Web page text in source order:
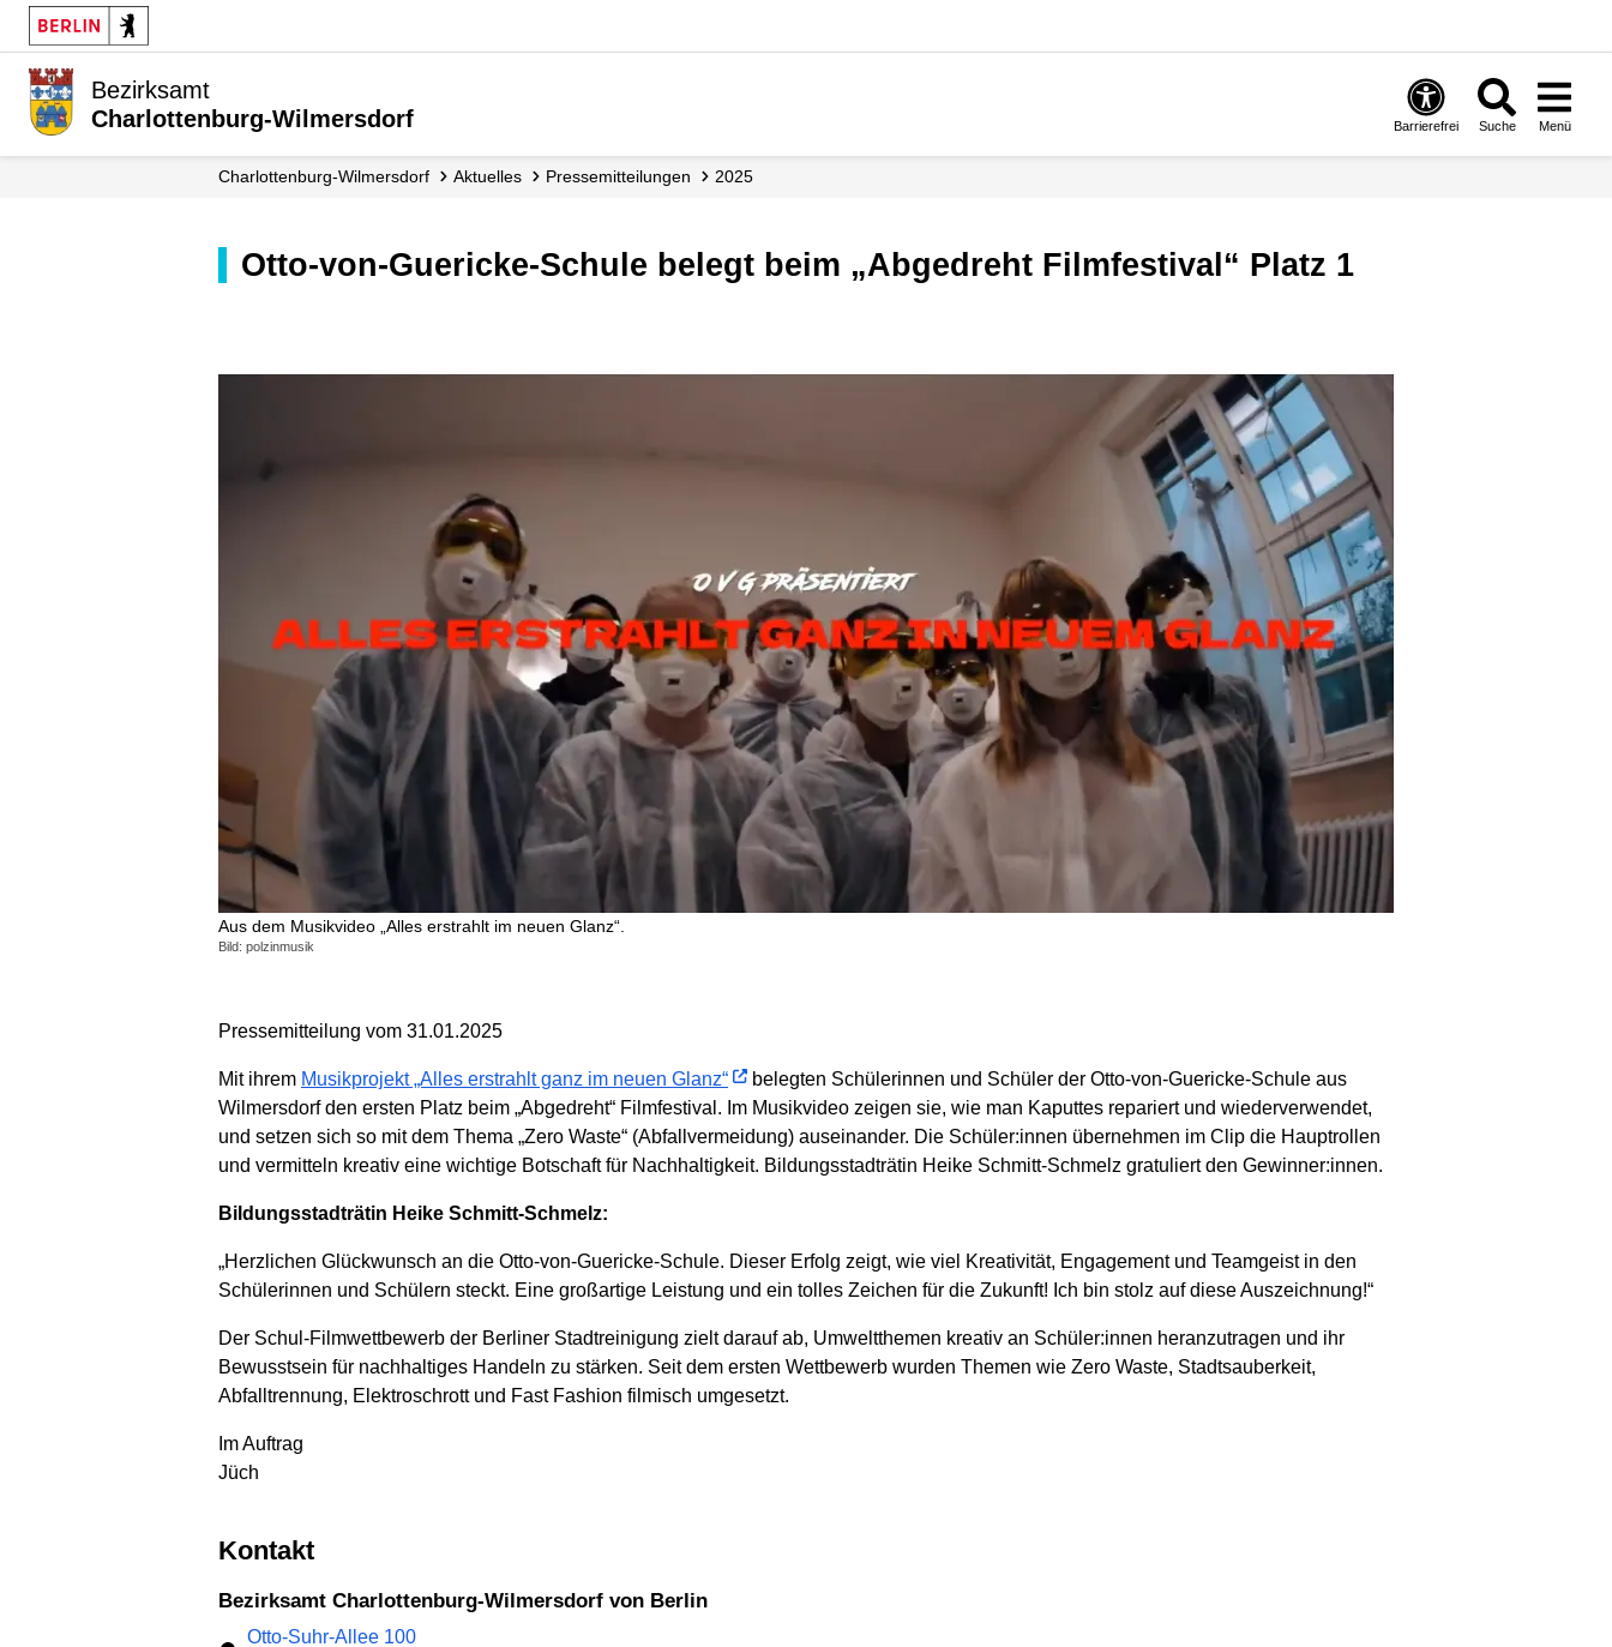
Bezirksamt
Charlottenburg-Wilmersdorf
Barrierefrei Suche Menü
Charlottenburg-Wilmersdorf Aktuelles Presse­mitteilungen 2025
Otto-von-Guericke-Schule belegt beim „Abgedreht Filmfestival“ Platz 1
Aus dem Musikvideo „Alles erstrahlt im neuen Glanz“.
Bild: polzinmusik
Pressemitteilung vom 31.01.2025
Mit ihrem Musikprojekt „Alles erstrahlt ganz im neuen Glanz“
belegten Schülerinnen und Schüler der Otto-von-Guericke-Schule aus
Wilmersdorf den ersten Platz beim „Abgedreht“ Filmfestival. Im Musikvideo zeigen sie, wie man Kaputtes repariert und wiederverwendet,
und setzen sich so mit dem Thema „Zero Waste“ (Abfallvermeidung) auseinander. Die Schüler:innen übernehmen im Clip die Hauptrollen
und vermitteln kreativ eine wichtige Botschaft für Nachhaltigkeit. Bildungsstadträtin Heike Schmitt-Schmelz gratuliert den Gewinner:innen.
Bildungsstadträtin Heike Schmitt-Schmelz:
„Herzlichen Glückwunsch an die Otto-von-Guericke-Schule. Dieser Erfolg zeigt, wie viel Kreativität, Engagement und Teamgeist in den
Schülerinnen und Schülern steckt. Eine großartige Leistung und ein tolles Zeichen für die Zukunft! Ich bin stolz auf diese Auszeichnung!“
Der Schul-Filmwettbewerb der Berliner Stadtreinigung zielt darauf ab, Umweltthemen kreativ an Schüler:innen heranzutragen und ihr
Bewusstsein für nachhaltiges Handeln zu stärken. Seit dem ersten Wettbewerb wurden Themen wie Zero Waste, Stadtsauberkeit,
Abfalltrennung, Elektroschrott und Fast Fashion filmisch umgesetzt.
Im Auftrag
Jüch
Kontakt
Bezirksamt Charlottenburg-Wilmersdorf von Berlin
Otto-Suhr-Allee 100